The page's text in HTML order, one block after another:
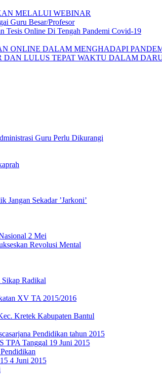
MELALUI WEBINAR
Guru Besar/Profesor
Online Di Tengah Pandemi Covid-19
ONLINE DALAM MENGHADAPI
LULUS TEPAT WAKTU DALAM
Guru Perlu Dikurangi
Sekadar ’Jarkoni’
2 Mei
Revolusi Mental
Sikap Radikal
XV TA 2015/2016
Kretek Kabupaten Bantul
Pendidikan tahun 2015
TPA Tanggal 19 Juni 2015
4 Juni 2015